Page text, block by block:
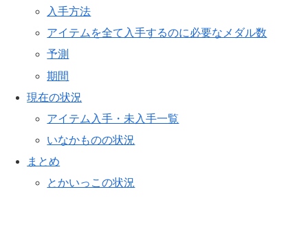
入手方法
アイテムを全て入手するのに必要なメダル数
予測
期間
現在の状況
アイテム入手・未入手一覧
いなかものの状況
まとめ
とかいっこの状況